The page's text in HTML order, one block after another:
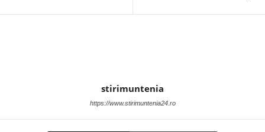
stirimuntenia
https://www.stirimuntenia24.ro